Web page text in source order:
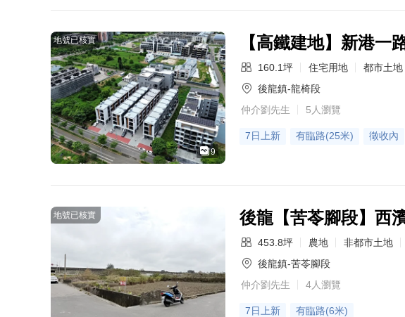
地號已核實
9
【高鐵建地】新港一
160.1坪 住宅用地 都市土地
後龍鎮-龍椅段
仲介劉先生
5人瀏覽
7日上新 有臨路(25米) 徵收內
地號已核實 後龍【苦苓腳段】西
453.8坪 農地 非都市土地
後龍鎮-苦苓腳段
仲介劉先生
4人瀏覽
7日上新 有臨路(6米)